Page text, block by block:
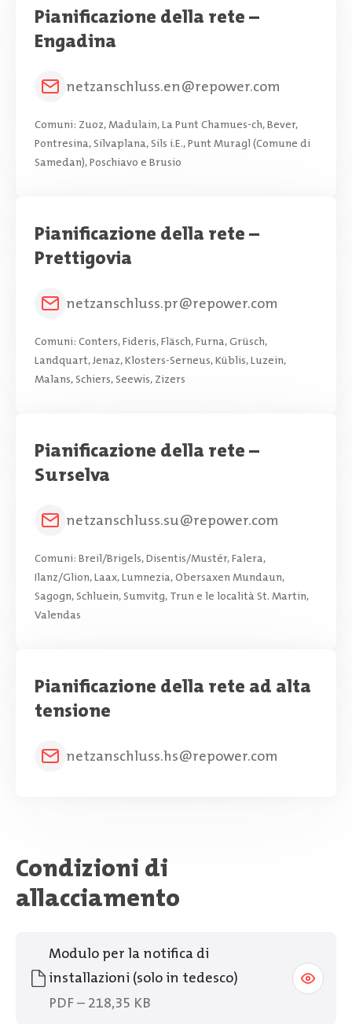
Pianificazione della rete –
Engadina
netzanschluss.en@repower.com
Comuni: Zuoz, Madulain, La Punt Chamues-ch, Bever,
Pontresina, Silvaplana, Sils i.E., Punt Muragl (Comune di
Samedan), Poschiavo e Brusio
Pianificazione della rete –
Prettigovia
netzanschluss.pr@repower.com
Comuni: Conters, Fideris, Fläsch, Furna, Grüsch,
Landquart, Jenaz, Klosters-Serneus, Küblis, Luzein,
Malans, Schiers, Seewis, Zizers
Pianificazione della rete –
Surselva
netzanschluss.su@repower.com
Comuni: Breil/Brigels, Disentis/Mustér, Falera,
Ilanz/Glion, Laax, Lumnezia, Obersaxen Mundaun,
Sagogn, Schluein, Sumvitg, Trun e le località St. Martin,
Valendas
Pianificazione della rete ad alta
tensione
netzanschluss.hs@repower.com
Condizioni di
allacciamento
Modulo per la notifica di
installazioni (solo in tedesco)
PDF – 218,35 KB